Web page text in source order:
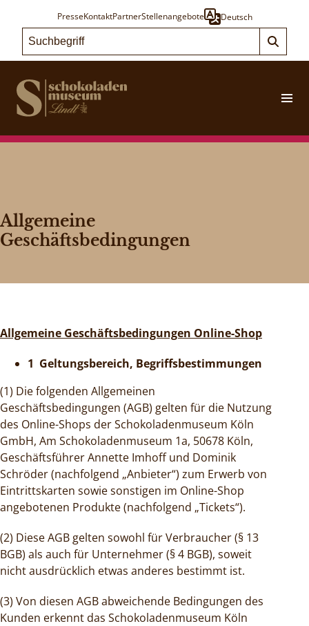
PresseKontaktPartnerStellenangebote Deutsch
Allgemeine
Geschäftsbedingungen
Allgemeine Geschäftsbedingungen Online-Shop
1 Geltungsbereich, Begriffsbestimmungen
(1) Die folgenden Allgemeinen
Geschäftsbedingungen (AGB) gelten für die Nutzung
des Online-Shops der Schokoladenmuseum Köln
GmbH, Am Schokoladenmuseum 1a, 50678 Köln,
Geschäftsführer Annette Imhoff und Dominik
Schröder (nachfolgend „Anbieter“) zum Erwerb von
Eintrittskarten sowie sonstigen im Online-Shop
angebotenen Produkte (nachfolgend „Tickets“).
(2) Diese AGB gelten sowohl für Verbraucher (§ 13
BGB) als auch für Unternehmer (§ 4 BGB), soweit
nicht ausdrücklich etwas anderes bestimmt ist.
(3) Von diesen AGB abweichende Bedingungen des
Kunden erkennt das Schokoladenmuseum Köln